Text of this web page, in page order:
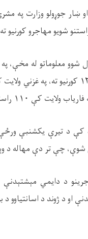
ښار جوړولو وزارت په
شویو مهاجرو
شوو معلوماتو له مخې،
کورنیو ته، په غزني
فاریاب ولایت کې ۱۱۰
کې د تیرې یکشنبې
شوې، چې تر دې مهاله د
د دایمي
او د ژوند د اسانتیاوو